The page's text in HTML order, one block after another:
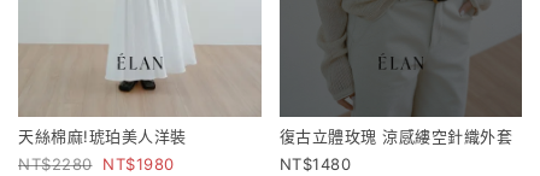
天絲棉麻!琥珀美人洋裝
2280
1980
復古立體玫瑰 涼感縷空針織外套
1480